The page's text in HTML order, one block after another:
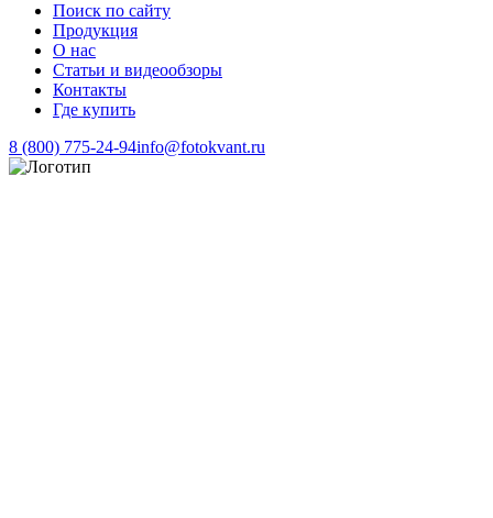
Поиск по сайту
Продукция
О нас
Статьи и видеообзоры
Контакты
Где купить
8 (800) 775-24-94info@fotokvant.ru